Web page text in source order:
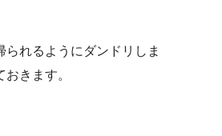
れるようにダンドリしま
きます。